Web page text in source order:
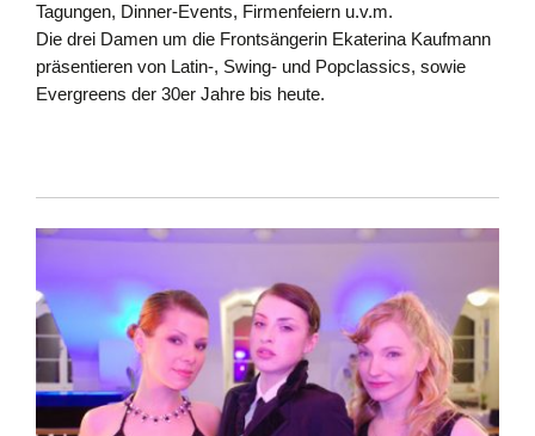
Tagungen, Dinner-Events, Firmenfeiern u.v.m.
Die drei Damen um die Frontsängerin Ekaterina Kaufmann
präsentieren von Latin-, Swing- und Popclassics, sowie
Evergreens der 30er Jahre bis heute.